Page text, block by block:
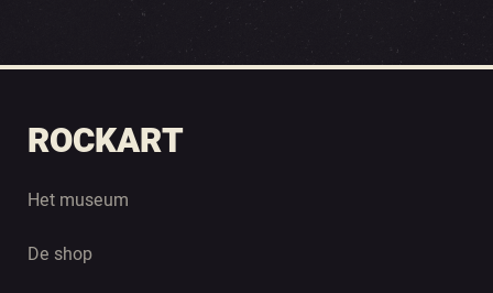
ROCKART
Het museum
De shop